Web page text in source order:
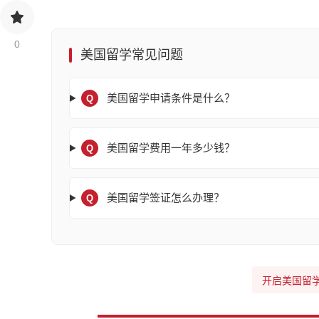
0
美国留学常见问题
Q 美国留学申请条件是什么？
Q 美国留学费用一年多少钱？
Q 美国留学签证怎么办理？
开启美国留